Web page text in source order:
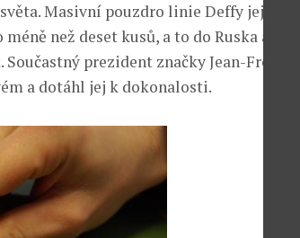
Masivní pouzdro linie Deffy jej však
než deset kusů, a to do Ruska a zemí
prezident značky Jean-Frederic
a dotáhl jej k dokonalosti.